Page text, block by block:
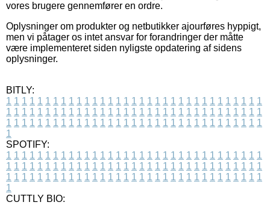
vores brugere gennemfører en ordre.
Oplysninger om produkter og netbutikker ajourføres hyppigt,
men vi påtager os intet ansvar for forandringer der måtte
være implementeret siden nyligste opdatering af sidens
oplysninger.
BITLY:
1 1 1 1 1 1 1 1 1 1 1 1 1 1 1 1 1 1 1 1 1 1 1 1 1 1 1 1 1 1 1 1 1
1 1 1 1 1 1 1 1 1 1 1 1 1 1 1 1 1 1 1 1 1 1 1 1 1 1 1 1 1 1 1 1 1
1 1 1 1 1 1 1 1 1 1 1 1 1 1 1 1 1 1 1 1 1 1 1 1 1 1 1 1 1 1 1 1 1
1
SPOTIFY:
1 1 1 1 1 1 1 1 1 1 1 1 1 1 1 1 1 1 1 1 1 1 1 1 1 1 1 1 1 1 1 1 1
1 1 1 1 1 1 1 1 1 1 1 1 1 1 1 1 1 1 1 1 1 1 1 1 1 1 1 1 1 1 1 1 1
1 1 1 1 1 1 1 1 1 1 1 1 1 1 1 1 1 1 1 1 1 1 1 1 1 1 1 1 1 1 1 1 1
1
CUTTLY BIO: